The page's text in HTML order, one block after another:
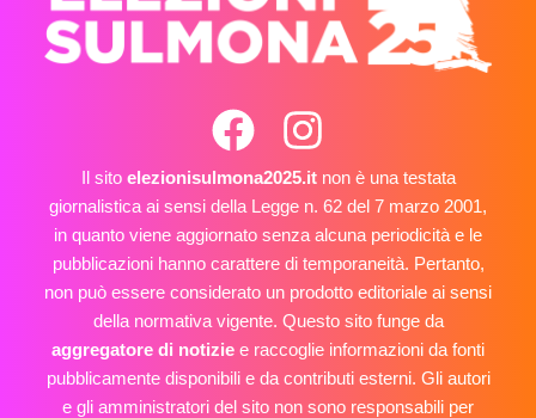
Il sito elezionisulmona2025.itnon è una testata
giornalistica ai sensi della Legge n. 62 del 7 marzo 2001,
in quanto viene aggiornato senza alcuna periodicità e le
pubblicazioni hanno carattere di temporaneità. Pertanto,
non può essere considerato un prodotto editoriale ai sensi
della normativa vigente. Questo sito funge da
aggregatore di notizie e raccoglie informazioni da fonti
pubblicamente disponibili e da contributi esterni. Gli autori
e gli amministratori del sito non sono responsabili per